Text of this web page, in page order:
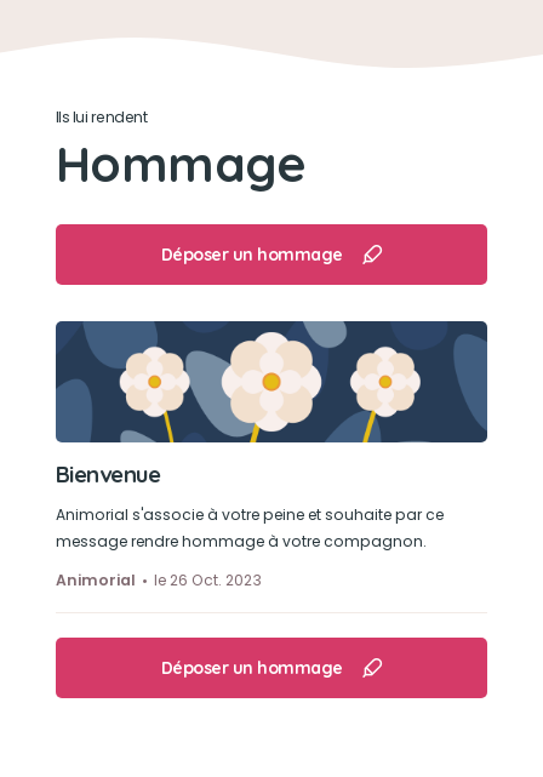
Son loisir préféré
Ils lui rendent
Hommage
Déposer un hommage
Bienvenue
Animorial s'associe à votre peine et souhaite par ce
message rendre hommage à votre compagnon.
Animorial
le 26 Oct. 2023
Déposer un hommage